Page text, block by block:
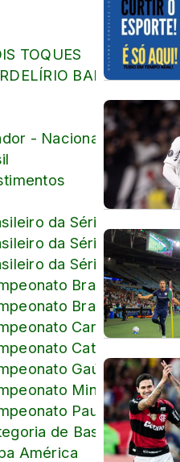
TOQUES
BARBOSA
- Nacional
da Série B
da Série C
da Série D
Brasileiro
Brasileiro
Carioca
Catarinense
Gaúcho
Mineiro
Paulista
de Base
América